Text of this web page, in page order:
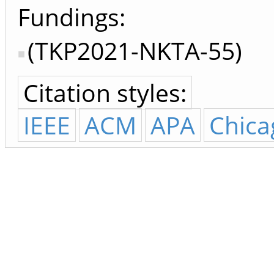
Fundings:
(TKP2021-NKTA-55)
Citation styles:
IEEE ACM APA